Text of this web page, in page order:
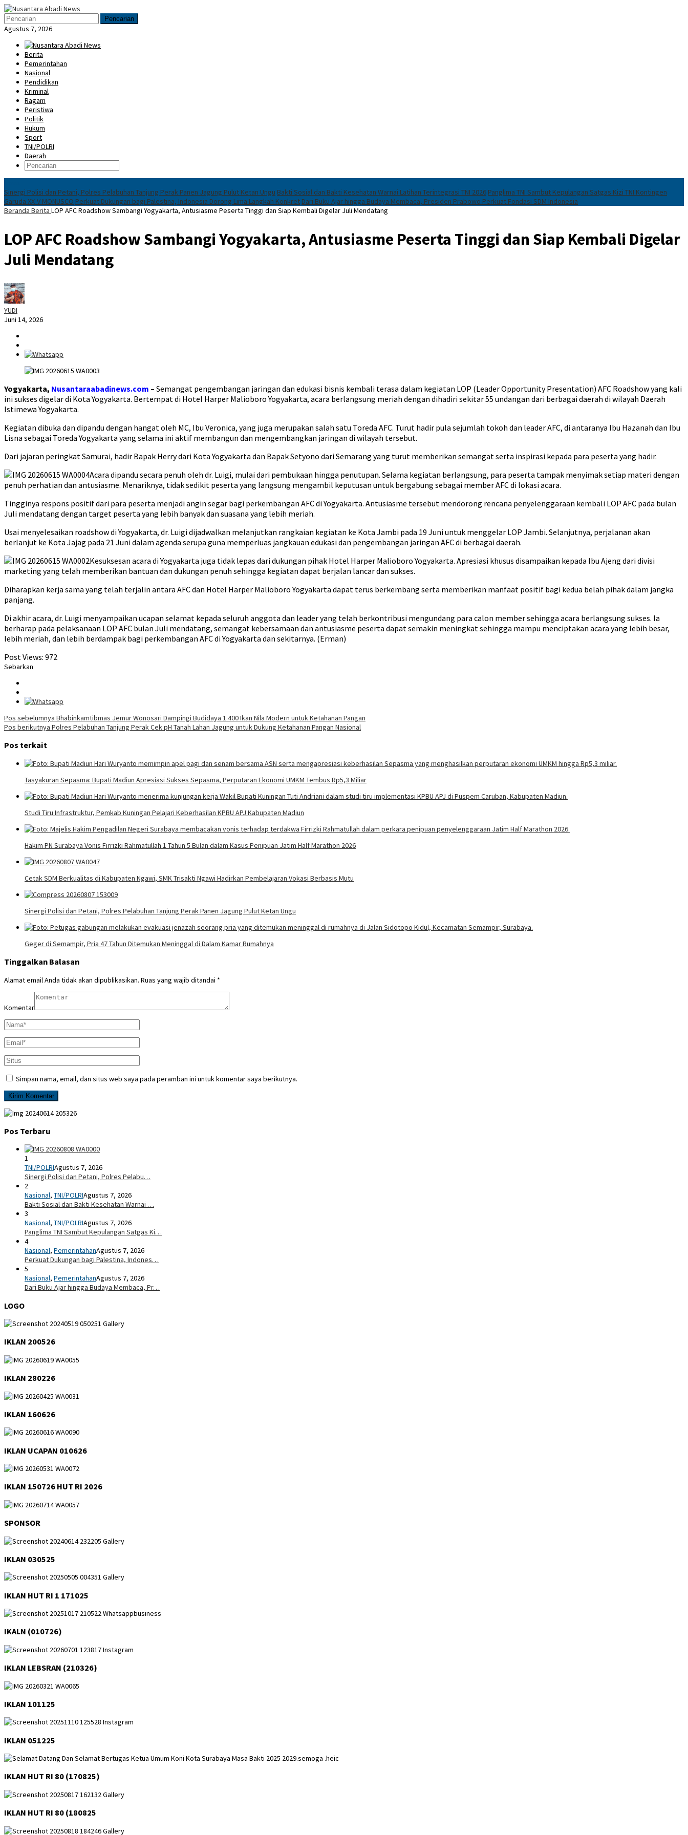
Loncat
ke
konten
Menu
Mobile
Pencarian
Agustus 7, 2026
Berita
Pemerintahan
Nasional
Pendidikan
Kriminal
Ragam
Peristiwa
Politik
Hukum
Sport
TNI/POLRI
Daerah
Sinergi Polisi dan Petani, Polres Pelabuhan Tanjung Perak Panen Jagung Pulut Ketan Ungu Bakti Sosial dan Bakti Kesehatan Warnai Latihan Terintegrasi TNI 2026 Panglima TNI Sambut Kepulangan Satgas Kizi TNI Kontingen
Garuda XX-V MONUSCO Perkuat Dukungan bagi Palestina, Indonesia Dorong Lima Langkah Konkret Dari Buku Ajar hingga Budaya Membaca, Presiden Prabowo Perkuat Fondasi SDM Indonesia
Beranda Berita LOP AFC Roadshow Sambangi Yogyakarta, Antusiasme Peserta Tinggi dan Siap Kembali Digelar Juli Mendatang
LOP AFC Roadshow Sambangi Yogyakarta, Antusiasme Peserta Tinggi dan Siap Kembali Digelar
Juli Mendatang
YUDI
Juni 14, 2026
Yogyakarta, Nusantaraabadinews.com – Semangat pengembangan jaringan dan edukasi bisnis kembali terasa dalam kegiatan LOP (Leader Opportunity Presentation) AFC Roadshow yang kali
ini sukses digelar di Kota Yogyakarta. Bertempat di Hotel Harper Malioboro Yogyakarta, acara berlangsung meriah dengan dihadiri sekitar 55 undangan dari berbagai daerah di wilayah Daerah
Istimewa Yogyakarta.
Kegiatan dibuka dan dipandu dengan hangat oleh MC, Ibu Veronica, yang juga merupakan salah satu Toreda AFC. Turut hadir pula sejumlah tokoh dan leader AFC, di antaranya Ibu Hazanah dan Ibu
Lisna sebagai Toreda Yogyakarta yang selama ini aktif membangun dan mengembangkan jaringan di wilayah tersebut.
Dari jajaran peringkat Samurai, hadir Bapak Herry dari Kota Yogyakarta dan Bapak Setyono dari Semarang yang turut memberikan semangat serta inspirasi kepada para peserta yang hadir.
Acara dipandu secara penuh oleh dr. Luigi, mulai dari pembukaan hingga penutupan. Selama kegiatan berlangsung, para peserta tampak menyimak setiap materi dengan
penuh perhatian dan antusiasme. Menariknya, tidak sedikit peserta yang langsung mengambil keputusan untuk bergabung sebagai member AFC di lokasi acara.
Tingginya respons positif dari para peserta menjadi angin segar bagi perkembangan AFC di Yogyakarta. Antusiasme tersebut mendorong rencana penyelenggaraan kembali LOP AFC pada bulan
Juli mendatang dengan target peserta yang lebih banyak dan suasana yang lebih meriah.
Usai menyelesaikan roadshow di Yogyakarta, dr. Luigi dijadwalkan melanjutkan rangkaian kegiatan ke Kota Jambi pada 19 Juni untuk menggelar LOP Jambi. Selanjutnya, perjalanan akan
berlanjut ke Kota Jajag pada 21 Juni dalam agenda serupa guna memperluas jangkauan edukasi dan pengembangan jaringan AFC di berbagai daerah.
Kesuksesan acara di Yogyakarta juga tidak lepas dari dukungan pihak Hotel Harper Malioboro Yogyakarta. Apresiasi khusus disampaikan kepada Ibu Ajeng dari divisi
marketing yang telah memberikan bantuan dan dukungan penuh sehingga kegiatan dapat berjalan lancar dan sukses.
Diharapkan kerja sama yang telah terjalin antara AFC dan Hotel Harper Malioboro Yogyakarta dapat terus berkembang serta memberikan manfaat positif bagi kedua belah pihak dalam jangka
panjang.
Di akhir acara, dr. Luigi menyampaikan ucapan selamat kepada seluruh anggota dan leader yang telah berkontribusi mengundang para calon member sehingga acara berlangsung sukses. Ia
berharap pada pelaksanaan LOP AFC bulan Juli mendatang, semangat kebersamaan dan antusiasme peserta dapat semakin meningkat sehingga mampu menciptakan acara yang lebih besar,
lebih meriah, dan lebih berdampak bagi perkembangan AFC di Yogyakarta dan sekitarnya. (Erman)
Post Views: 972
Sebarkan
Navigasi
pos
Pos sebelumnya Bhabinkamtibmas Jemur Wonosari Dampingi Budidaya 1.400 Ikan Nila Modern untuk Ketahanan Pangan
Pos berikutnya Polres Pelabuhan Tanjung Perak Cek pH Tanah Lahan Jagung untuk Dukung Ketahanan Pangan Nasional
Pos terkait
Tasyakuran Sepasma: Bupati Madiun Apresiasi Sukses Sepasma, Perputaran Ekonomi UMKM Tembus Rp5,3 Miliar
Studi Tiru Infrastruktur, Pemkab Kuningan Pelajari Keberhasilan KPBU APJ Kabupaten Madiun
Hakim PN Surabaya Vonis Firrizki Rahmatullah 1 Tahun 5 Bulan dalam Kasus Penipuan Jatim Half Marathon 2026
Cetak SDM Berkualitas di Kabupaten Ngawi, SMK Trisakti Ngawi Hadirkan Pembelajaran Vokasi Berbasis Mutu
Sinergi Polisi dan Petani, Polres Pelabuhan Tanjung Perak Panen Jagung Pulut Ketan Ungu
Geger di Semampir, Pria 47 Tahun Ditemukan Meninggal di Dalam Kamar Rumahnya
Tinggalkan Balasan
Alamat email Anda tidak akan dipublikasikan. Ruas yang wajib ditandai *
Komentar
Simpan nama, email, dan situs web saya pada peramban ini untuk komentar saya berikutnya.
Pos Terbaru
1
TNI/POLRIAgustus 7, 2026
Sinergi Polisi dan Petani, Polres Pelabu…
2
Nasional, TNI/POLRIAgustus 7, 2026
Bakti Sosial dan Bakti Kesehatan Warnai …
3
Nasional, TNI/POLRIAgustus 7, 2026
Panglima TNI Sambut Kepulangan Satgas Ki…
4
Nasional, PemerintahanAgustus 7, 2026
Perkuat Dukungan bagi Palestina, Indones…
5
Nasional, PemerintahanAgustus 7, 2026
Dari Buku Ajar hingga Budaya Membaca, Pr…
LOGO
IKLAN 200526
IKLAN 280226
IKLAN 160626
IKLAN UCAPAN 010626
IKLAN 150726 HUT RI 2026
SPONSOR
IKLAN 030525
IKLAN HUT RI 1 171025
IKALN (010726)
IKLAN LEBSRAN (210326)
IKLAN 101125
IKLAN 051225
IKLAN HUT RI 80 (170825)
IKLAN HUT RI 80 (180825